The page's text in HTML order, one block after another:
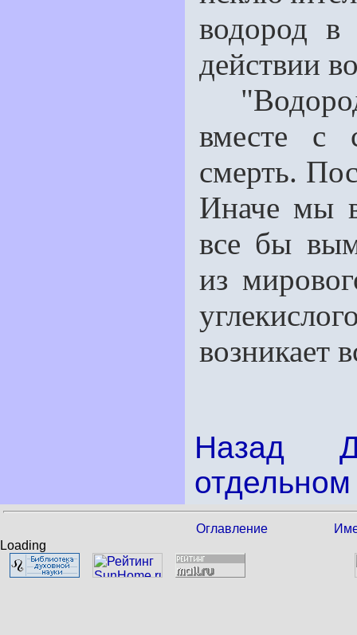
водород в
действии
"Водород,
вместе с
смерть.
Иначе мы
все бы
из
возникает
Назад
Оглавление
Loading